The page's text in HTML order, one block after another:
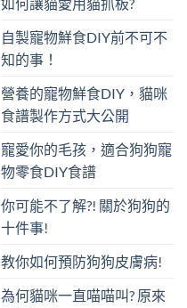
自製寵物鮮食DIY前不可不
知的事！
營養的寵物鮮食DIY，貓咪
食譜製作方式大公開
寵愛你的毛孩，適合狗狗寵
物零食DIY食譜
你可能不了解?! 關於狗狗的
十件事!
教你如何預防狗狗皮膚病!
為何貓咪一直喵喵叫? 原來